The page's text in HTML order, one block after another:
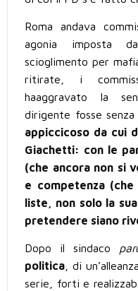
Roma andava
agonia imposta
scioglimento per
ritirate, i
haaggravato la
dirigente fosse senza
appiccicoso da cui
Giachetti: con le
(che ancora non si
e competenza
liste, non solo la
pretendere siano
Dopo il sindaco
politica , di
serie, forti e